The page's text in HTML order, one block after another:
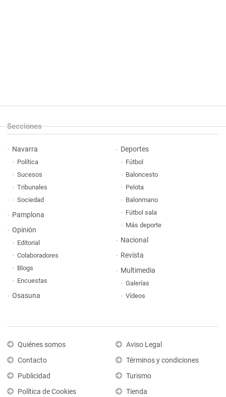
Secciones
Navarra
Política
Sucesos
Tribunales
Sociedad
Pamplona
Opinión
Editorial
Colaboradores
Blogs
Encuestas
Osasuna
Deportes
Fútbol
Baloncesto
Pelota
Balonmano
Fútbol sala
Más deporte
Nacional
Revista
Multimedia
Galerías
Vídeos
Quiénes somos
Contacto
Publicidad
Política de Cookies
Aviso Legal
Términos y condiciones
Turismo
Tienda